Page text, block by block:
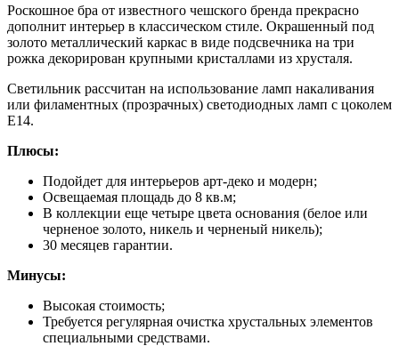
Роскошное бра от известного чешского бренда прекрасно
дополнит интерьер в классическом стиле. Окрашенный под
золото металлический каркас в виде подсвечника на три
рожка декорирован крупными кристаллами из хрусталя.
Светильник рассчитан на использование ламп накаливания
или филаментных (прозрачных) светодиодных ламп с цоколем
Е14.
Плюсы:
Подойдет для интерьеров арт-деко и модерн;
Освещаемая площадь до 8 кв.м;
В коллекции еще четыре цвета основания (белое или
черненое золото, никель и черненый никель);
30 месяцев гарантии.
Минусы:
Высокая стоимость;
Требуется регулярная очистка хрустальных элементов
специальными средствами.